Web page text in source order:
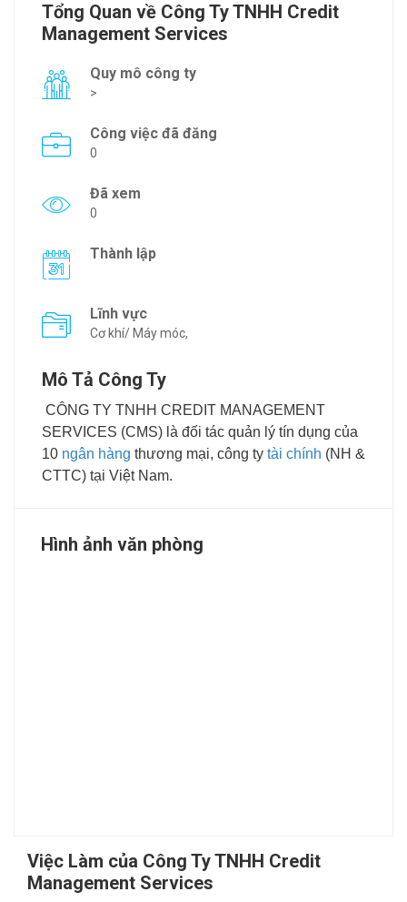
Tổng Quan về Công Ty TNHH Credit
Management Services
Quy mô công ty
>
Công việc đã đăng
0
Đã xem
0
Thành lập
Lĩnh vực
Cơ khí/ Máy móc,
Mô Tả Công Ty
CÔNG TY TNHH CREDIT MANAGEMENT
SERVICES (CMS) là đối tác quản lý tín dụng của
10 ngân hàng thương mại, công ty tài chính (NH &
CTTC) tại Việt Nam.
Hình ảnh văn phòng
Việc Làm của Công Ty TNHH Credit
Management Services